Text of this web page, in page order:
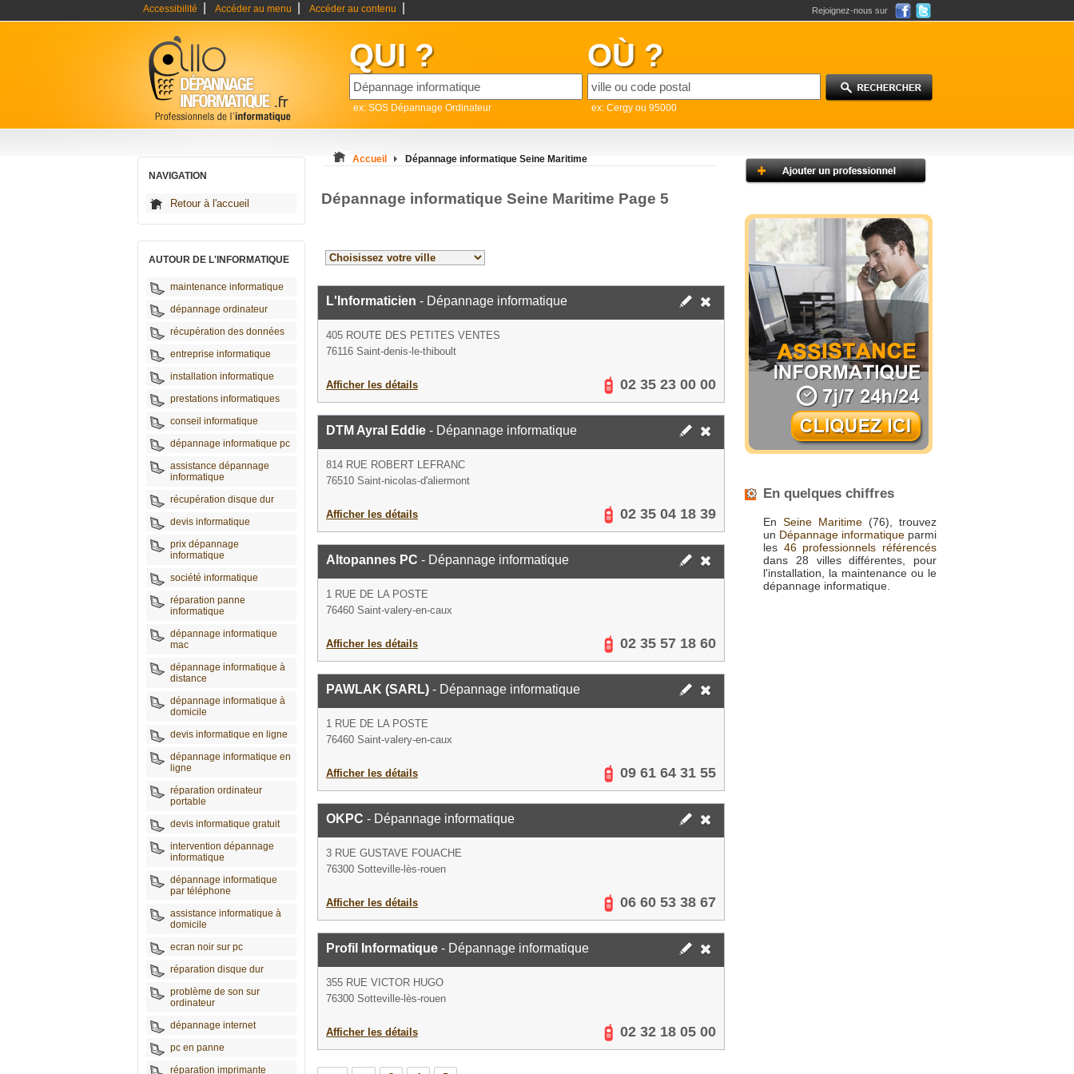
Accessibilité Accéder au menu Accéder au contenu Rejoignez-nous sur
QUI ?
ex: SOS Dépannage Ordinateur
OÙ ?
ex: Cergy ou 95000
NAVIGATION
Retour à l'accueil
AUTOUR DE L'INFORMATIQUE
maintenance informatique
dépannage ordinateur
récupération des données
entreprise informatique
installation informatique
prestations informatiques
conseil informatique
dépannage informatique pc
assistance dépannage
informatique
récupération disque dur
devis informatique
prix dépannage
informatique
société informatique
réparation panne
informatique
dépannage informatique
mac
dépannage informatique à
distance
dépannage informatique à
domicile
devis informatique en ligne
dépannage informatique en
ligne
réparation ordinateur
portable
devis informatique gratuit
intervention dépannage
informatique
dépannage informatique
par téléphone
assistance informatique à
domicile
ecran noir sur pc
réparation disque dur
problème de son sur
ordinateur
dépannage internet
pc en panne
réparation imprimante
Accueil Dépannage informatique Seine Maritime
Dépannage informatique Seine Maritime Page 5
L'Informaticien - Dépannage informatique
405 ROUTE DES PETITES VENTES
76116 Saint-denis-le-thiboult
Afficher les détails 02 35 23 00 00
DTM Ayral Eddie - Dépannage informatique
814 RUE ROBERT LEFRANC
76510 Saint-nicolas-d'aliermont
Afficher les détails 02 35 04 18 39
Altopannes PC - Dépannage informatique
1 RUE DE LA POSTE
76460 Saint-valery-en-caux
Afficher les détails 02 35 57 18 60
PAWLAK (SARL) - Dépannage informatique
1 RUE DE LA POSTE
76460 Saint-valery-en-caux
Afficher les détails 09 61 64 31 55
OKPC - Dépannage informatique
3 RUE GUSTAVE FOUACHE
76300 Sotteville-lès-rouen
Afficher les détails 06 60 53 38 67
Profil Informatique - Dépannage informatique
355 RUE VICTOR HUGO
76300 Sotteville-lès-rouen
Afficher les détails 02 32 18 05 00
En quelques chiffres
En Seine Maritime (76), trouvez
un Dépannage informatique parmi
les 46 professionnels référencés
dans 28 villes différentes, pour
l'installation, la maintenance ou le
dépannage informatique.